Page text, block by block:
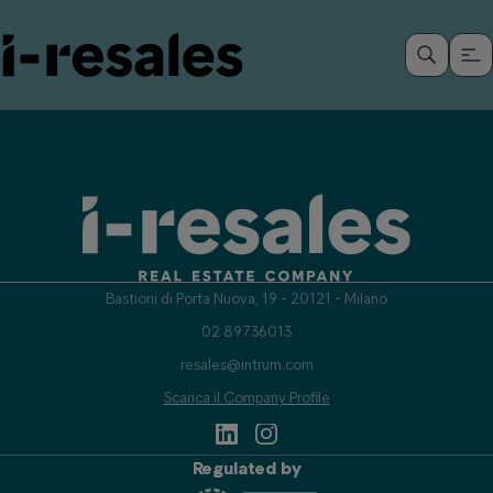
Bastioni di Porta Nuova, 19 - 20121 - Milano
02 89736013
resales@intrum.com
Scarica il Company Profile
Regulated by